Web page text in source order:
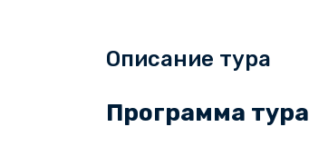
Описание тура
Программа тура